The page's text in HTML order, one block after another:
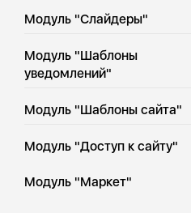
Модуль "Слайдеры"
Модуль "Шаблоны
уведомлений"
Модуль "Шаблоны сайта"
Модуль "Доступ к сайту"
Модуль "Маркет"